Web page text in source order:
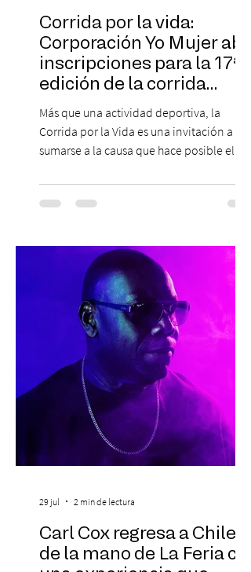
Corrida por la vida:
Corporación Yo Mujer abre
inscripciones para la 17ª
edición de la corrida
solidaria
Más que una actividad deportiva, la
Corrida por la Vida es una invitación a
sumarse a la causa que hace posible el
desarrolla durante todo el año: brindar
orientación, contención y apoyo
experiencia del cáncer de mama y a sus
familias, además de impulsar la detección
temprana, porque la información también
es una forma de acompañar. Con este
propósito, la Corporación realizará la 17ª
Corrida por la Vida, e
Carl Cox regresa a Chile
de la mano de La Feria con
29 jul 2 min de lectura